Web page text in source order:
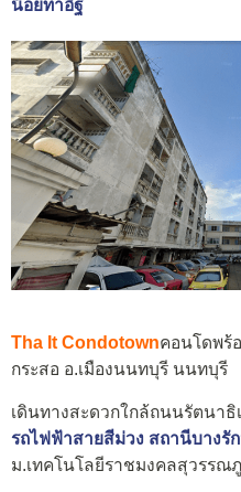
น้อยท่าอิฐ
Tha It Condotownคอนโดพร้
กระสอ อ.เมืองนนทบุรี นนทบุรี
เดินทางสะดวกใกล้ถนนรัตนาธิ
รถไฟฟ้าสายสีม่วง สถานีบางรั
ม.เทคโนโลยีราชมงคลสุวรรณ